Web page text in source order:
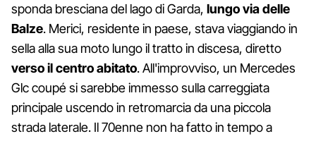
sponda bresciana del lago di Garda, lungo via delle
Balze. Merici, residente in paese, stava viaggiando in
sella alla sua moto lungo il tratto in discesa, diretto
verso il centro abitato. All'improvviso, un Mercedes
Glc coupé si sarebbe immesso sulla carreggiata
principale uscendo in retromarcia da una piccola
strada laterale. Il 70enne non ha fatto in tempo a